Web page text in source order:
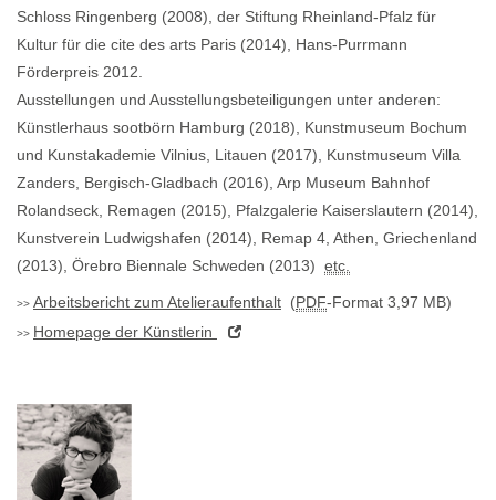
Schloss Ringenberg (2008), der Stiftung Rheinland-Pfalz für
Kultur für die cite des arts Paris (2014), Hans-Purrmann
Förderpreis 2012.
Ausstellungen und Ausstellungsbeteiligungen unter anderen:
Künstlerhaus sootbörn Hamburg (2018), Kunstmuseum Bochum
und Kunstakademie Vilnius, Litauen (2017), Kunstmuseum Villa
Zanders, Bergisch-Gladbach (2016), Arp Museum Bahnhof
Rolandseck, Remagen (2015), Pfalzgalerie Kaiserslautern (2014),
Kunstverein Ludwigshafen (2014), Remap 4, Athen, Griechenland
(2013), Örebro Biennale Schweden (2013) etc.
Arbeitsbericht zum Atelieraufenthalt (PDF-Format 3,97 MB)
Homepage der Künstlerin